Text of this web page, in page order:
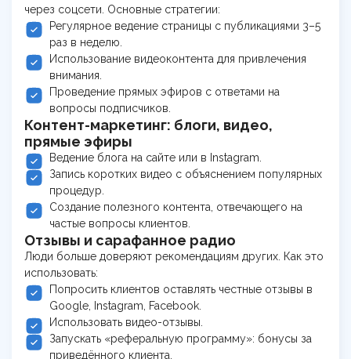
через соцсети. Основные стратегии:
Регулярное ведение страницы с публикациями 3–5
раз в неделю.
Использование видеоконтента для привлечения
внимания.
Проведение прямых эфиров с ответами на
вопросы подписчиков.
Контент-маркетинг: блоги, видео,
прямые эфиры
Ведение блога на сайте или в Instagram.
Запись коротких видео с объяснением популярных
процедур.
Создание полезного контента, отвечающего на
частые вопросы клиентов.
Отзывы и сарафанное радио
Люди больше доверяют рекомендациям других. Как это
использовать:
Попросить клиентов оставлять честные отзывы в
Google, Instagram, Facebook.
Использовать видео-отзывы.
Запускать «реферальную программу»: бонусы за
приведённого клиента.